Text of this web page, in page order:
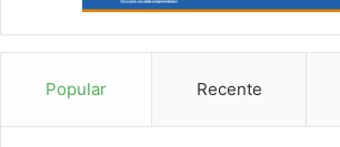
Popular Recente